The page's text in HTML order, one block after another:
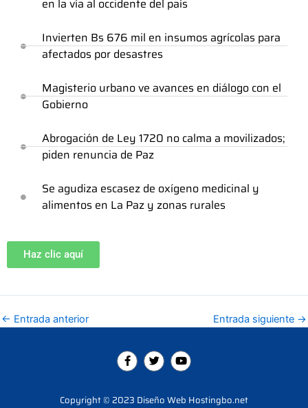
en la vía al occidente del país
Invierten Bs 676 mil en insumos agrícolas para
afectados por desastres
Magisterio urbano ve avances en diálogo con el
Gobierno
Abrogación de Ley 1720 no calma a movilizados;
piden renuncia de Paz
Se agudiza escasez de oxígeno medicinal y
alimentos en La Paz y zonas rurales
Haz clic aquí
← Entrada anterior Entrada siguiente →
F
a
c
b
T
w
i
t
Y
o
u
u
Copyright © 2023 Diseño Web Hostingbo.net